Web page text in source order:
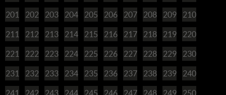
201 202 203 204 205 206 207 208 209 210
211 212 213 214 215 216 217 218 219 220
221 222 223 224 225 226 227 228 229 230
231 232 233 234 235 236 237 238 239 240
241 242 243 244 245 246 247 248 249 250